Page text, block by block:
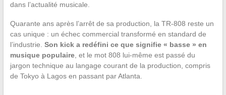
dans l’actualité musicale.
Quarante ans après l’arrêt de sa production, la TR-808 reste un
cas unique : un échec commercial transformé en standard de
l’industrie. Son kick a redéfini ce que signifie « basse » en
musique populaire, et le mot 808 lui-même est passé du
jargon technique au langage courant de la production, compris
de Tokyo à Lagos en passant par Atlanta.